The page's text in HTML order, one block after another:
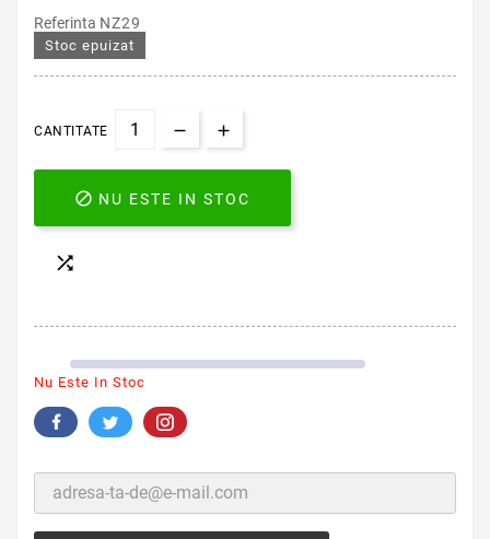
Referinta NZ29
Stoc epuizat
CANTITATE
 NU ESTE IN STOC

Nu Este In Stoc